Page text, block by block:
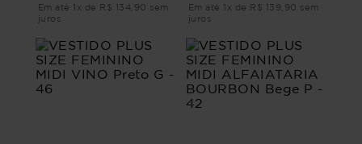
Em até 1x de R$ 134,90 sem
juros
Em até 1x de R$ 139,90 sem
juros